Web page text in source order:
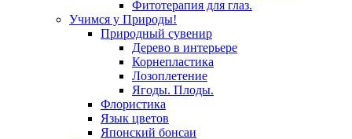
Фитотерапия для глаз.
Учимся у Природы!
Природный сувенир
Дерево в интерьере
Корнепластика
Лозоплетение
Ягоды. Плоды.
Флористика
Язык цветов
Японский бонсаи